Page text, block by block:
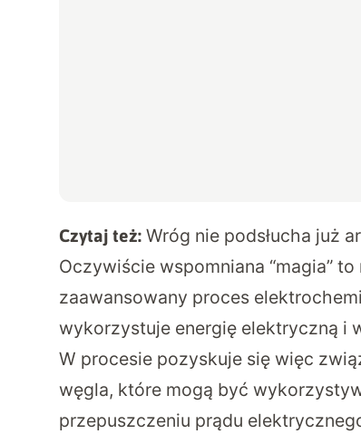
Czytaj też: Wróg nie podsłucha już
Oczywiście wspomniana “magia”
zaawansowany proces
wykorzystuje energię elektryczną i
W procesie pozyskuje się więc
węgla, które mogą być
przepuszczeniu prądu